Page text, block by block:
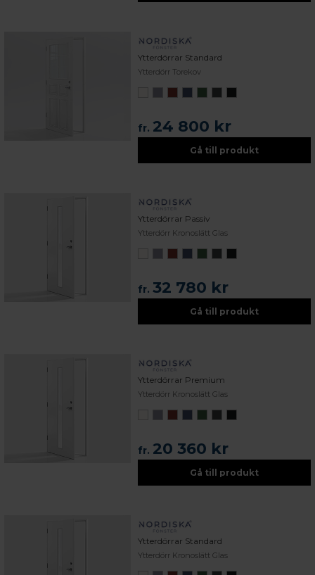
Ytterdörrar Standard
Ytterdörr Torekov
fr. 24 800 kr
Gå till produkt
Ytterdörrar Passiv
Ytterdörr Kronoslätt Glas
fr. 32 780 kr
Gå till produkt
Ytterdörrar Premium
Ytterdörr Kronoslätt Glas
fr. 20 360 kr
Gå till produkt
Ytterdörrar Standard
Ytterdörr Kronoslätt Glas